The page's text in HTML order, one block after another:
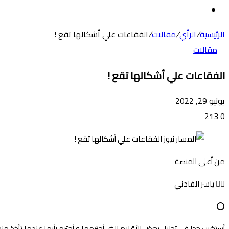
المظلم
الرئيسية/الرأي/مقالات/الفقاعات علي أشكالها تقع !
مقالات
الفقاعات علي أشكالها تقع !
يونيو 29, 2022
0
من أعلى المنصة
✍🏻 ياسر الفادني
⭕